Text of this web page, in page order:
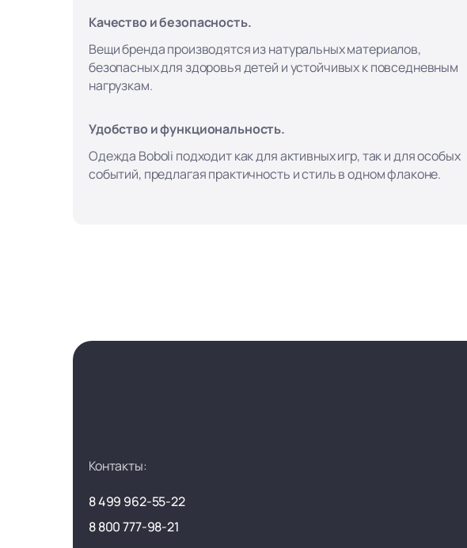
Качество и безопасность.
Вещи бренда производятся из натуральных материалов,
безопасных для здоровья детей и устойчивых к повседневным
нагрузкам.
Удобство и функциональность.
Одежда Boboli подходит как для активных игр, так и для особых
событий, предлагая практичность и стиль в одном флаконе.
Контакты:
8 499 962-55-22
8 800 777-98-21